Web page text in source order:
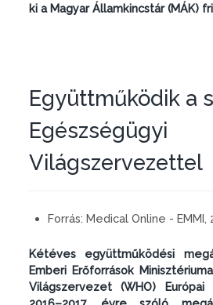
ki a Magyar Államkincstár (MÁK)
Együttműködik a
Egészségügyi
Világszervezettel
Forrás: Medical Online - EMMI,
Kétéves együttműködési
Emberi Erőforrások
Világszervezet (WHO) Európai